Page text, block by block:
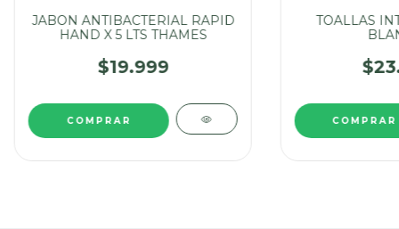
JABON ANTIBACTERIAL RAPID
HAND X 5 LTS THAMES
$19.999
TOALLAS